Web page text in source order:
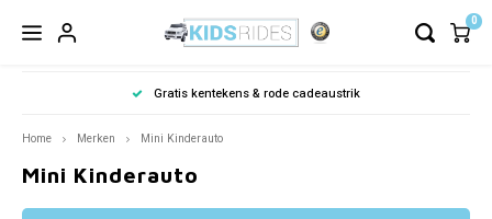
0
Gratis kentekens & rode cadeaustrik
Home Merken Mini Kinderauto
Mini Kinderauto